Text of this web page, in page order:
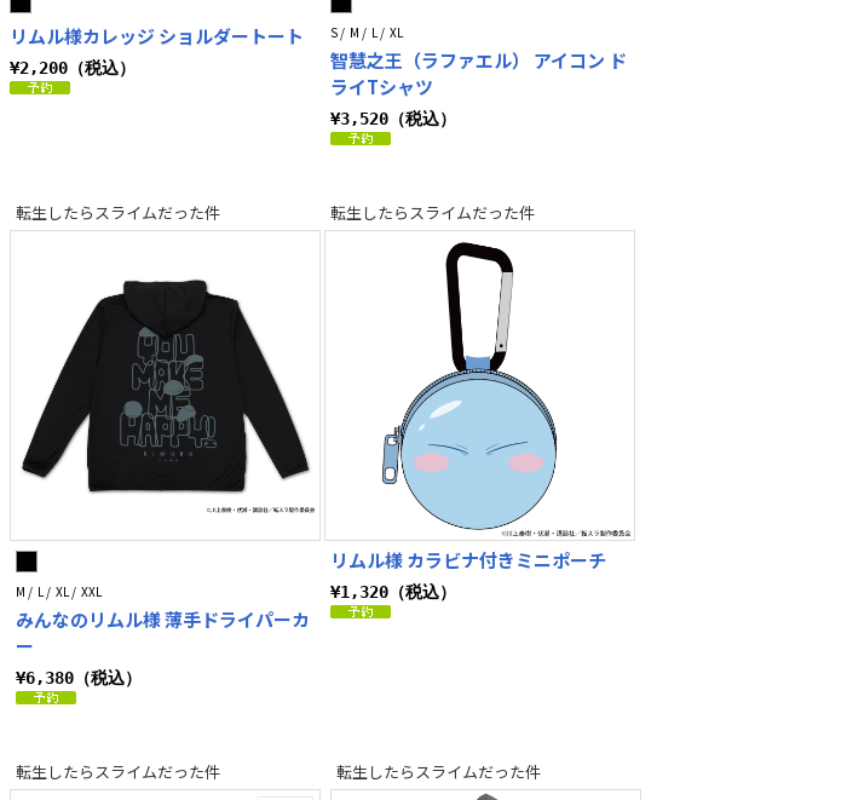
リムル様カレッジ ショルダートート
¥2,200（税込）
S / M / L / XL
智慧之王（ラファエル） アイコン ド
ライTシャツ
¥3,520（税込）
転生したらスライムだった件
M / L / XL / XXL
みんなのリムル様 薄手ドライパーカ
ー
¥6,380（税込）
転生したらスライムだった件
リムル様 カラビナ付きミニポーチ
¥1,320（税込）
転生したらスライムだった件 転生したらスライムだった件